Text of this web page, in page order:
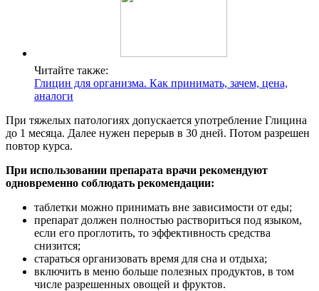
Читайте также:
Глицин для организма. Как принимать, зачем, цена,
аналоги
При тяжелых патологиях допускается употребление Глицина
до 1 месяца. Далее нужен перерыв в 30 дней. Потом разрешен
повтор курса.
При использовании препарата врачи рекомендуют
одновременно соблюдать рекомендации:
таблетки можно принимать вне зависимости от еды;
препарат должен полностью раствориться под языком,
если его проглотить, то эффективность средства
снизится;
стараться организовать время для сна и отдыха;
включить в меню больше полезных продуктов, в том
числе разрешенных овощей и фруктов.